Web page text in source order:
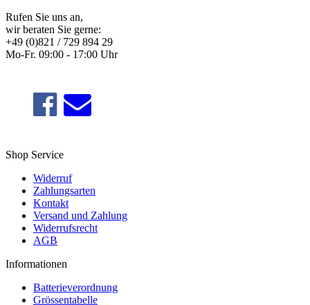
Rufen Sie uns an,
wir beraten Sie gerne:
+49 (0)821 / 729 894 29
Mo-Fr. 09:00 - 17:00 Uhr
Shop Service
Widerruf
Zahlungsarten
Kontakt
Versand und Zahlung
Widerrufsrecht
AGB
Informationen
Batterieverordnung
Grössentabelle